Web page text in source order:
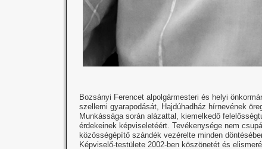
Bozsányi Ferencet alpolgármesteri és helyi
szellemi gyarapodását, Hajdúhadház hírnevének
Munkássága során alázattal, kiemelkedő
érdekeinek képviseletéért. Tevékenysége nem
közösségépítő szándék vezérelte minden
Képviselő-testülete 2002-ben köszönetét és